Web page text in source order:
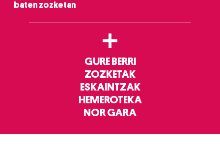
baten zozketan
+
GURE BERRI
ZOZKETAK
ESKAINTZAK
HEMEROTEKA
NOR GARA